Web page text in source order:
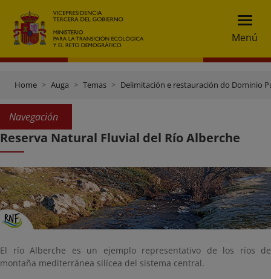
Menú
Home Auga Temas Delimitación e restauración do Dominio
Navegación
Reserva Natural Fluvial del Río Alberche
El río Alberche es un ejemplo representativo de los ríos de
montaña mediterránea silícea del sistema central.